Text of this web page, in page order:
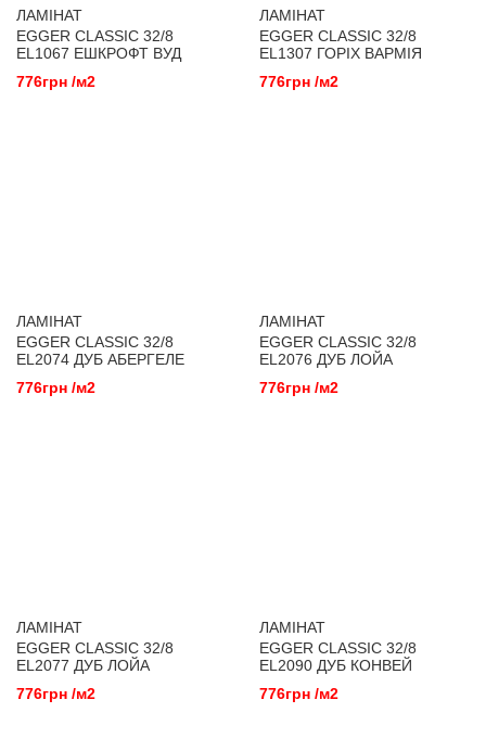
ЛАМІНАТ
EGGER CLASSIC 32/8
EL1067 ЕШКРОФТ ВУД
776грн /м2
ЛАМІНАТ
EGGER CLASSIC 32/8
EL1307 ГОРІХ ВАРМІЯ
776грн /м2
ЛАМІНАТ
EGGER CLASSIC 32/8
EL2074 ДУБ АБЕРГЕЛЕ
776грн /м2
ЛАМІНАТ
EGGER CLASSIC 32/8
EL2076 ДУБ ЛОЙА
776грн /м2
ЛАМІНАТ
EGGER CLASSIC 32/8
EL2077 ДУБ ЛОЙА
776грн /м2
ЛАМІНАТ
EGGER CLASSIC 32/8
EL2090 ДУБ КОНВЕЙ
776грн /м2